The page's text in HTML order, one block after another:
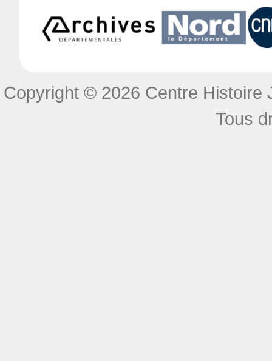
Copyright © 2026 Centre Histoire
Tous